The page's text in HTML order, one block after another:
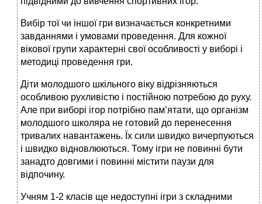
Вибір тої чи іншої гри визначається конкретними
завданнями і умовами проведення. Для кожної
вікової групи характерні свої особливості у виборі і
методиці проведення гри.
Діти молодшого шкільного віку відрізняються
особливою рухливістю і постійною потребою до руху.
Але при виборі ігор потрібно пам’ятати, що організм
молодшого школяра не готовий до перенесення
тривалих навантажень. Їх сили швидко вичерпуються
і швидко відновлюються. Тому ігри не повинні бути
занадто довгими і повинні містити паузи для
відпочину.
Учням 1-2 класів ще недоступні ігри з складними